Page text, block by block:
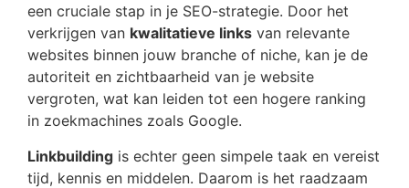
een cruciale stap in je SEO-strategie. Door het
verkrijgen van kwalitatieve links van relevante
websites binnen jouw branche of niche, kan je de
autoriteit en zichtbaarheid van je website
vergroten, wat kan leiden tot een hogere ranking
in zoekmachines zoals Google.
Linkbuilding is echter geen simpele taak en vereist
tijd, kennis en middelen. Daarom is het raadzaam